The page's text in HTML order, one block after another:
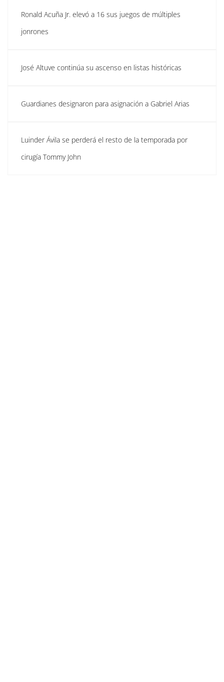
Ronald Acuña Jr. elevó a 16 sus juegos de múltiples
jonrones
José Altuve continúa su ascenso en listas históricas
Guardianes designaron para asignación a Gabriel Arias
Luinder Ávila se perderá el resto de la temporada por
cirugía Tommy John